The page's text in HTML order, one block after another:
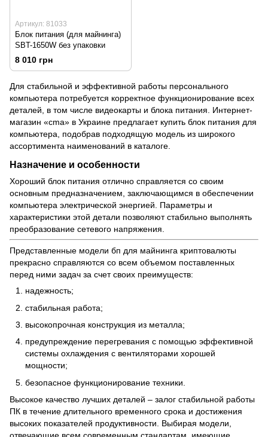
Артикул: 81033
Блок питания (для майнинга)
SBT-1650W без упаковки
8 010 грн
Для стабильной и эффективной работы персонального
компьютера потребуется корректное функционирование всех
деталей, в том числе видеокарты и блока питания. Интернет-
магазин «cma» в Украине предлагает купить блок питания для
компьютера, подобрав подходящую модель из широкого
ассортимента наименований в каталоге.
Назначение и особенности
Хороший блок питания отлично справляется со своим
основным предназначением, заключающимся в обеспечении
компьютера электрической энергией. Параметры и
характеристики этой детали позволяют стабильно выполнять
преобразование сетевого напряжения.
Представленные модели бп для майнинга криптовалюты
прекрасно справляются со всем объемом поставленных
перед ними задач за счет своих преимуществ:
надежность;
стабильная работа;
высокопрочная конструкция из металла;
предупреждение перегревания с помощью эффективной
системы охлаждения с вентиляторами хорошей
мощности;
безопасное функционирование техники.
Высокое качество лучших деталей – залог стабильной работы
ПК в течение длительного временного срока и достижения
высоких показателей продуктивности. Выбирая модели,